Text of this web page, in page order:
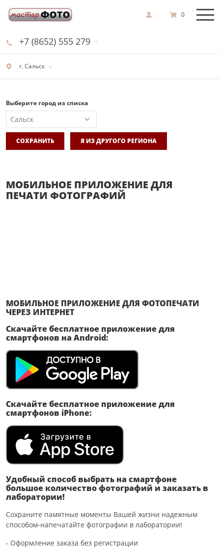
г. Сальск
+7 (8652) 555 279
0
Выберите город из списка
СОХРАНИТЬ Я ИЗ ДРУГОГО РЕГИОНА
МОБИЛЬНОЕ ПРИЛОЖЕНИЕ ДЛЯ
ПЕЧАТИ ФОТОГРАФИЙ
МОБИЛЬНОЕ ПРИЛОЖЕНИЕ ДЛЯ ФОТОПЕЧАТИ
ЧЕРЕЗ ИНТЕРНЕТ
Скачайте бесплатное приложение для
смартфонов на Android:
Скачайте бесплатное приложение для
смартфонов iPhone:
Удобный способ выбрать на смартфоне
большое количество фотографий и заказать в
лаборатории!
Сохраните памятные моменты Вашей жизни надежным
способом-напечатайте фотографии в лаборатории!
- Оформление заказа без регистрации